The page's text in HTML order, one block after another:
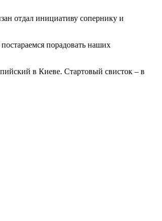
отдал инициативу сопернику и
порадовать наших
в Киеве. Стартовый свисток – в